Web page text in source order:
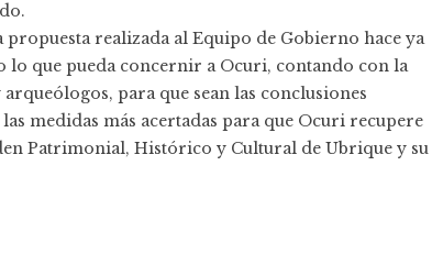
realizada al Equipo de Gobierno hace ya
que pueda concernir a Ocuri, contando con la
para que sean las conclusiones
medidas más acertadas para que Ocuri recupere
Patrimonial, Histórico y Cultural de Ubrique y su